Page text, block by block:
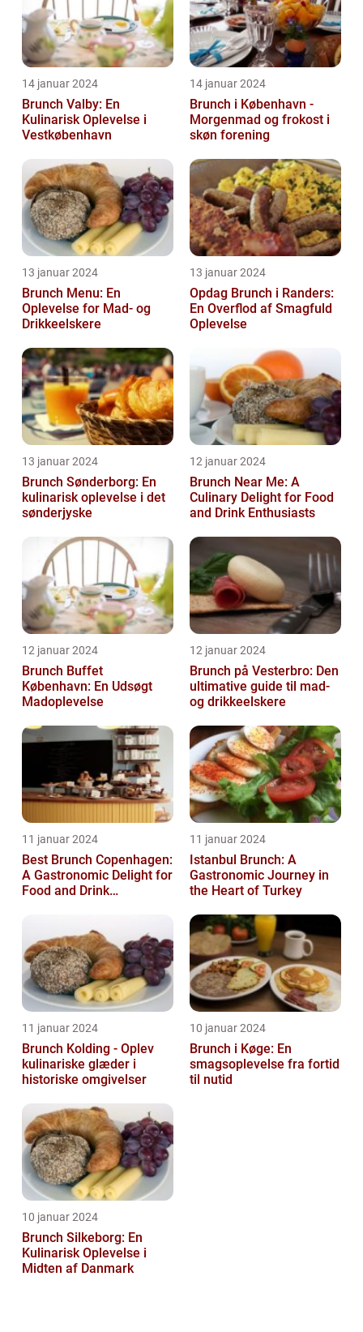
14 januar 2024
Brunch Valby: En
Kulinarisk Oplevelse i
Vestkøbenhavn
14 januar 2024
Brunch i København -
Morgenmad og frokost i
skøn forening
13 januar 2024
Brunch Menu: En
Oplevelse for Mad- og
Drikkeelskere
13 januar 2024
Opdag Brunch i Randers:
En Overflod af Smagfuld
Oplevelse
13 januar 2024
Brunch Sønderborg: En
kulinarisk oplevelse i det
sønderjyske
12 januar 2024
Brunch Near Me: A
Culinary Delight for Food
and Drink Enthusiasts
12 januar 2024
Brunch Buffet
København: En Udsøgt
Madoplevelse
12 januar 2024
Brunch på Vesterbro: Den
ultimative guide til mad-
og drikkeelskere
11 januar 2024
Best Brunch Copenhagen:
A Gastronomic Delight for
Food and Drink
11 januar 2024
Istanbul Brunch: A
Gastronomic Journey in
the Heart of Turkey
11 januar 2024
Brunch Kolding - Oplev
kulinariske glæder i
historiske omgivelser
10 januar 2024
Brunch i Køge: En
smagsoplevelse fra fortid
til nutid
10 januar 2024
Brunch Silkeborg: En
Kulinarisk Oplevelse i
Midten af Danmark